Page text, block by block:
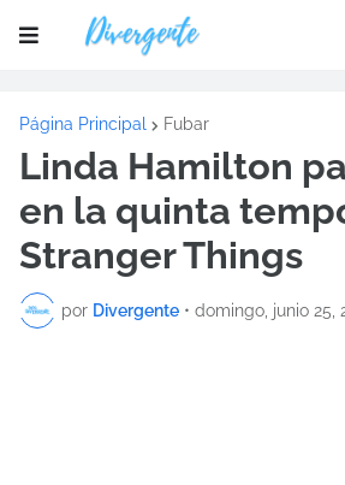
Página Principal Fubar
Linda Hamilton
en la quinta
Stranger Things
por Divergente • domingo, junio 25,